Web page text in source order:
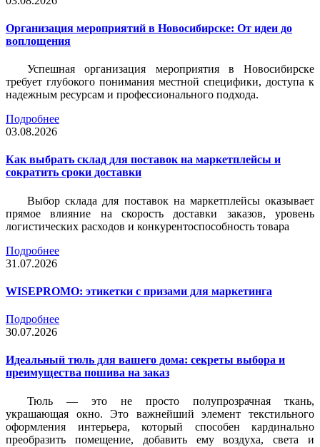
Организация мероприятий в Новосибирске: От идеи до
воплощения
Успешная организация мероприятия в Новосибирске
требует глубокого понимания местной специфики, доступа к
надежным ресурсам и профессионального подхода.
Подробнее
03.08.2026
Как выбрать склад для поставок на маркетплейсы и
сократить сроки доставки
Выбор склада для поставок на маркетплейсы оказывает
прямое влияние на скорость доставки заказов, уровень
логистических расходов и конкурентоспособность товара
Подробнее
31.07.2026
WISEPROMO: этикетки с призами для маркетинга
Подробнее
30.07.2026
Идеальный тюль для вашего дома: секреты выбора и
преимущества пошива на заказ
Тюль — это не просто полупрозрачная ткань,
украшающая окно. Это важнейший элемент текстильного
оформления интерьера, который способен кардинально
преобразить помещение, добавить ему воздуха, света и